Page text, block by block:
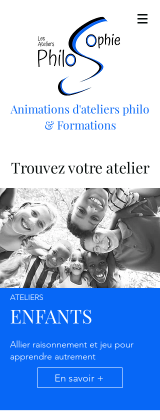
Animations d'ateliers philo
& Formations
Trouvez votre atelier
ATELIERS
ENFANTS
Allier raisonnement et jeu pour
apprendre autrement
En savoir +